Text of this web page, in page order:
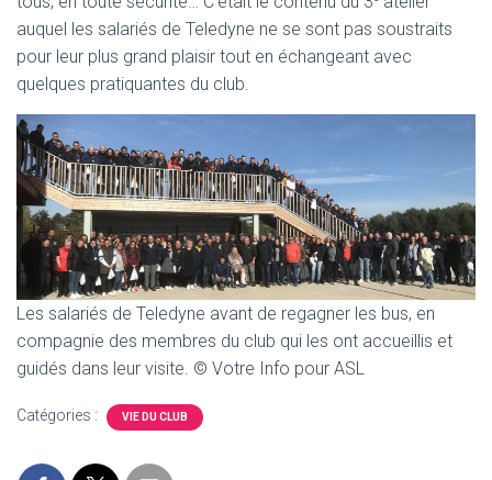
auquel les salariés de Teledyne ne se sont pas soustraits
pour leur plus grand plaisir tout en échangeant avec
quelques pratiquantes du club.
Les salariés de Teledyne avant de regagner les bus, en
compagnie des membres du club qui les ont accueillis et
guidés dans leur visite. © Votre Info pour ASL
Catégories : VIE DU CLUB